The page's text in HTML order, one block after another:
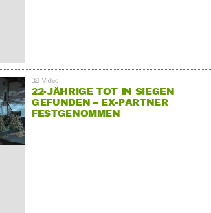
22-JÄHRIGE TOT IN SIEGEN
GEFUNDEN – EX-PARTNER
FESTGENOMMEN